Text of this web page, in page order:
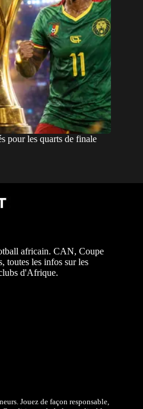
pour les quarts de finale
africain. CAN, Coupe
toutes les infos sur les
d'Afrique.
Jouez de façon responsable,